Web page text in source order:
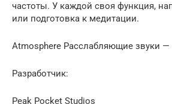
частоты. У каждой своя функция,
или подготовка к медитации.
Atmosphere Расслабляющие звуки
Разработчик:
Peak Pocket Studios